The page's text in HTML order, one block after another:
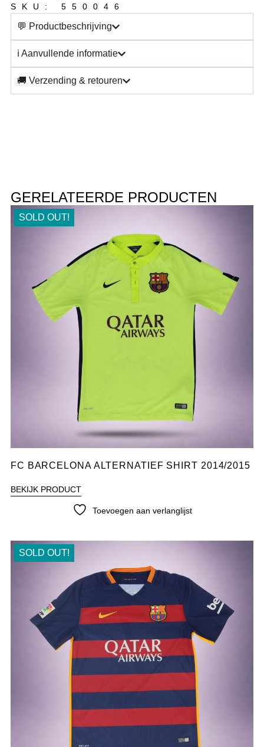
SKU: 550046
💬 Productbeschrijving
ℹ️ Aanvullende informatie
🚚 Verzending & retouren
GERELATEERDE PRODUCTEN
SOLD OUT!
FC BARCELONA ALTERNATIEF SHIRT 2014/2015
BEKIJK PRODUCT
Toevoegen aan verlanglijst
SOLD OUT!